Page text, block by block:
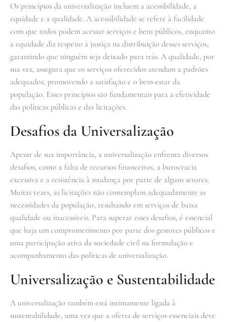
Os princípios da universalização incluem a acessibilidade, a
equidade e a qualidade. A acessibilidade se refere à facilidade
com que todos podem acessar serviços e bens públicos, enquanto
a equidade diz respeito à justiça na distribuição desses serviços,
garantindo que ninguém seja deixado para trás. A qualidade, por
sua vez, assegura que os serviços oferecidos atendam a padrões
adequados, promovendo a satisfação e o bem-estar da
população. Esses princípios são fundamentais para a efetividade
das políticas públicas e das licitações.
Desafios da Universalização
Apesar de sua importância, a universalização enfrenta diversos
desafios, como a falta de recursos financeiros, a burocracia
excessiva e a resistência à mudança por parte de alguns setores.
Muitas vezes, as licitações não contemplam adequadamente as
necessidades da população, resultando em serviços de baixa
qualidade ou inacessíveis. Para superar esses desafios, é essencial
que haja um comprometimento por parte dos gestores públicos e
uma participação ativa da sociedade civil na formulação e
acompanhamento das políticas de universalização.
Universalização e Sustentabilidade
A universalização também está intimamente ligada à
sustentabilidade, uma vez que a oferta de serviços essenciais deve